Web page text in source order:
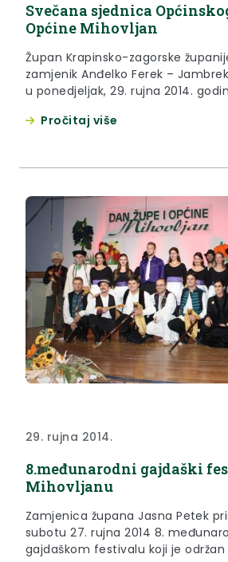
Svečana sjednica
Općine Mihovljan
Župan Krapinsko-zagorske
zamjenik Anđelko Ferek –
u ponedjeljak, 29. rujna 2014.
Mihovljan.
Pročitaj više
29. rujna 2014.
8.međunarodni gajdaški
Mihovljanu
Zamjenica župana Jasna Petek
subotu 27. rujna 2014 8.
gajdaškom festivalu koji je